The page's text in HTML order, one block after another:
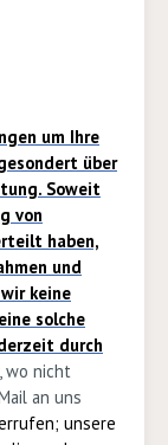
um Ihre
über
Soweit
von
haben,
und
keine
solche
durch
wo nicht
an uns
unsere